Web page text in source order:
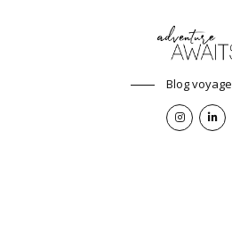
Blog voyage